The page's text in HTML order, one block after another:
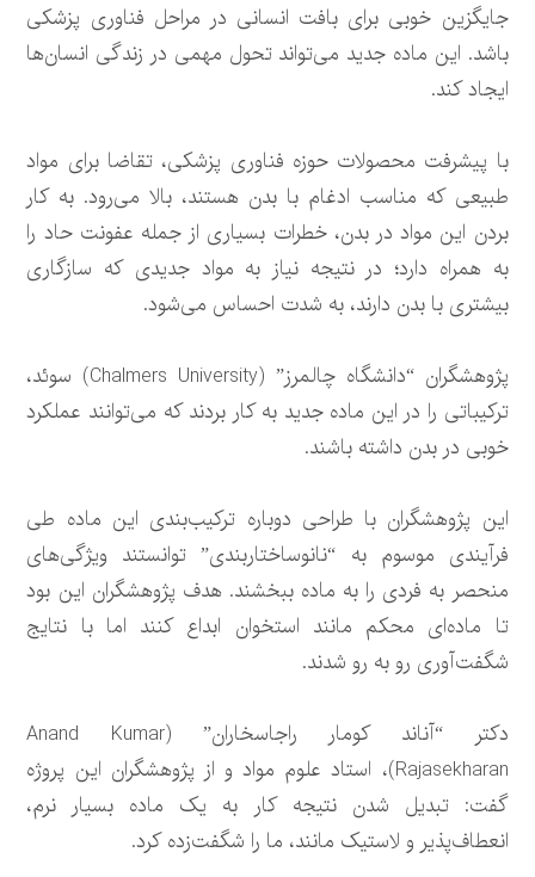
جایگزین خوبی برای بافت انسانی در مراحل فناوری پزشکی
باشد. این ماده جدید می‌تواند تحول مهمی در زندگی انسان‌ها
ایجاد کند.
با پیشرفت محصولات حوزه فناوری پزشکی، تقاضا برای مواد
طبیعی که مناسب ادغام با بدن هستند، بالا می‌رود. به کار
بردن این مواد در بدن، خطرات بسیاری از جمله عفونت حاد را
به همراه دارد؛ در نتیجه نیاز به مواد جدیدی که سازگاری
بیشتری با بدن دارند، به شدت احساس می‌شود.
پژوهشگران “دانشگاه چالمرز” (Chalmers University) سوئد،
ترکیباتی را در این ماده جدید به کار بردند که می‌توانند عملکرد
خوبی در بدن داشته باشند.
این پژوهشگران با طراحی دوباره ترکیب‌بندی این ماده طی
فرآیندی موسوم به “نانوساختاربندی” توانستند ویژگی‌های
منحصر به فردی را به ماده ببخشند. هدف پژوهشگران این بود
تا ماده‌ای محکم مانند استخوان ابداع کنند اما با نتایج
شگفت‌آوری رو به رو شدند.
دکتر “آناند کومار راجاسخاران” (Anand Kumar
Rajasekharan)، استاد علوم مواد و از پژوهشگران این پروژه
گفت: تبدیل شدن نتیجه کار به یک ماده بسیار نرم،
انعطاف‌پذیر و لاستیک مانند، ما را شگفت‌زده کرد.